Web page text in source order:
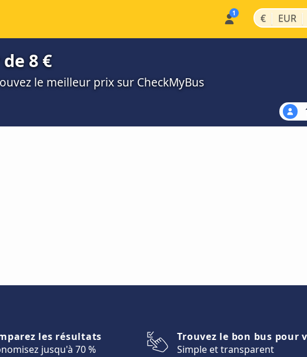
€ | EUR |
8 €
le meilleur prix sur CheckMyBus
les résultats
jusqu'à 70 %
Trouvez le bon bus pour
Simple et transparent